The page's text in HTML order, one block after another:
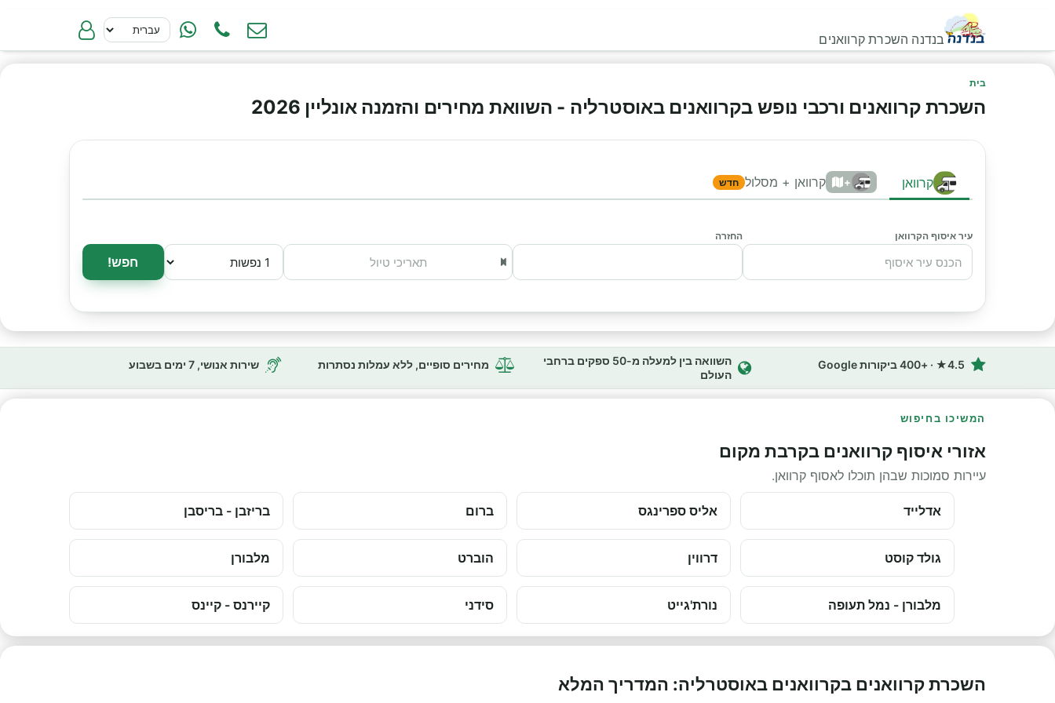
בנדנה השכרת קרוואנים
בית
השכרת קרוואנים ורכבי נופש בקרוואנים באוסטרליה - השוואת מחירים והזמנה אונליין 2026
קרוואן + קרוואן + מסלול חדש
עיר איסוף הקרוואן החזרה
חפש!
4.5★ · +400 ביקורות Google
השוואה בין למעלה מ-50 ספקים ברחבי
העולם
מחירים סופיים, ללא עמלות נסתרות שירות אנושי, 7 ימים בשבוע
המשיכו בחיפוש
אזורי איסוף קרוואנים בקרבת מקום
עיירות סמוכות שבהן תוכלו לאסוף קרוואן.
אדלייד אליס ספרינגס ברום בריזבן - בריסבן
גולד קוסט דרווין הוברט מלבורן
מלבורן - נמל תעופה נורת'גייט סידני קיירנס - קיינס
השכרת קרוואנים בקרוואנים באוסטרליה: המדריך המלא